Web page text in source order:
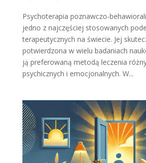
Psychoterapia poznawczo-
jedno z najczęściej stosowanych
terapeutycznych na świecie. Jej
potwierdzona w wielu badaniach
ją preferowaną metodą leczenia
psychicznych i emocjonalnych. W...